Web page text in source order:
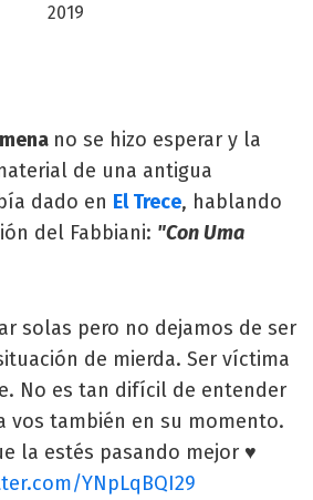
2019
no se hizo esperar y la
de una antigua
dado en El Trece, hablando
del Fabbiani: "Con Uma
solas pero no dejamos de ser
de mierda. Ser víctima
No es tan difícil de entender
vos también en su momento.
la estés pasando mejor ♥️
YNpLqBQI29